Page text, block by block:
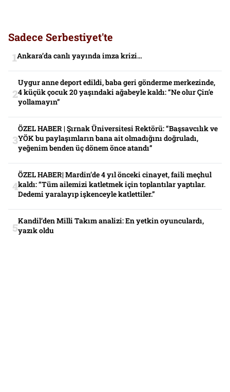
Sadece Serbestiyet'te
Ankara’da canlı yayında imza krizi…
Uygur anne deport edildi, baba geri gönderme merkezinde,
4 küçük çocuk 20 yaşındaki ağabeyle kaldı: “Ne olur Çin’e
yollamayın”
ÖZEL HABER | Şırnak Üniversitesi Rektörü: “Başsavcılık ve
YÖK bu paylaşımların bana ait olmadığını doğruladı,
yeğenim benden üç dönem önce atandı”
ÖZEL HABER| Mardin’de 4 yıl önceki cinayet, faili meçhul
kaldı: “Tüm ailemizi katletmek için toplantılar yaptılar.
Dedemi yaralayıp işkenceyle katlettiler.”
Kandil’den Milli Takım analizi: En yetkin oyunculardı,
yazık oldu